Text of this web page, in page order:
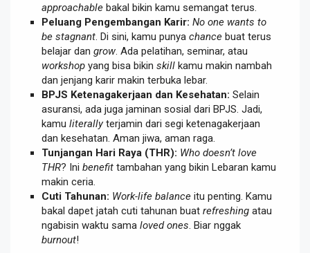
approachable bakal bikin kamu semangat terus.
Peluang Pengembangan Karir: No one wants to
be stagnant . Di sini, kamu punya chance buat terus
belajar dan grow . Ada pelatihan, seminar, atau
workshop yang bisa bikin skill kamu makin nambah
dan jenjang karir makin terbuka lebar.
BPJS Ketenagakerjaan dan Kesehatan: Selain
asuransi, ada juga jaminan sosial dari BPJS. Jadi,
kamu literallyterjamin dari segi ketenagakerjaan
dan kesehatan. Aman jiwa, aman raga.
Tunjangan Hari Raya (THR): Who doesn’t love
THR? Ini benefit tambahan yang bikin Lebaran kamu
makin ceria.
Cuti Tahunan: Work-life balance itu penting. Kamu
bakal dapet jatah cuti tahunan buat refreshing atau
ngabisin waktu sama loved ones . Biar nggak
burnout!